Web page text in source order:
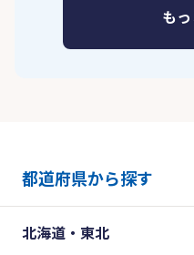
も
都道府県から探す
北海道・東北